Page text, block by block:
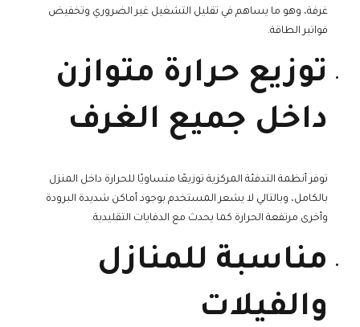
غرفة، وهو ما يساهم في تقليل التشغيل غير الضروري وتخفيض
فواتير الطاقة.
توزيع حرارة متوازن
داخل جميع الغرف
توفر أنظمة التدفئة المركزية توزيعًا متساويًا للحرارة داخل المنزل
بالكامل، وبالتالي لا يشعر المستخدم بوجود أماكن شديدة البرودة
وأخرى مرتفعة الحرارة كما يحدث مع الدفايات التقليدية.
مناسبة للمنازل
والفيلات